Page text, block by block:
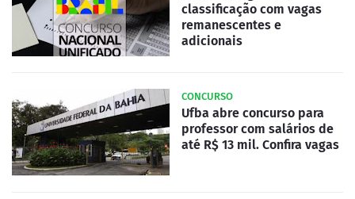
classificação com vagas
remanescentes e
adicionais
CONCURSO
Ufba abre concurso para
professor com salários de
até R$ 13 mil. Confira vagas